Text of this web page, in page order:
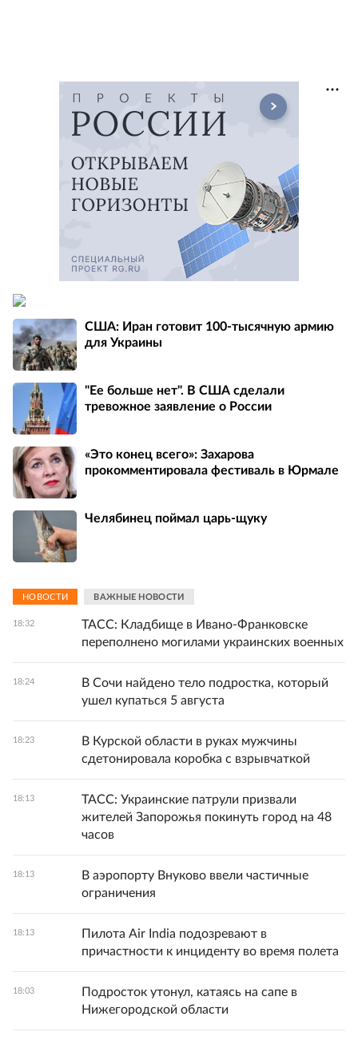
США: Иран готовит 100-тысячную армию
для Украины
"Ее больше нет". В США сделали
тревожное заявление о России
«Это конец всего»: Захарова
прокомментировала фестиваль в Юрмале
Челябинец поймал царь-щуку
НОВОСТИ ВАЖНЫЕ НОВОСТИ
18:32
ТАСС: Кладбище в Ивано-Франковске
переполнено могилами украинских военных
18:24
В Сочи найдено тело подростка, который
ушел купаться 5 августа
18:23
В Курской области в руках мужчины
сдетонировала коробка с взрывчаткой
18:13
ТАСС: Украинские патрули призвали
жителей Запорожья покинуть город на 48
часов
18:13
В аэропорту Внуково ввели частичные
ограничения
18:13
Пилота Air India подозревают в
причастности к инциденту во время полета
18:03
Подросток утонул, катаясь на сапе в
Нижегородской области